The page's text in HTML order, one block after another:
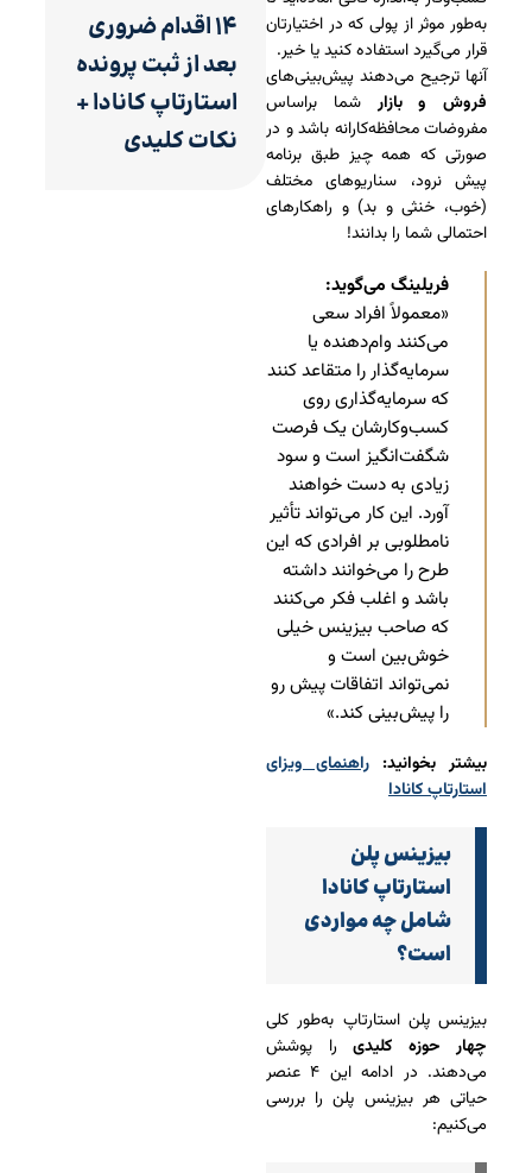
به‌طور موثر از پولی که در اختیارتان
قرار می‌گیرد استفاده کنید یا خیر.
آنها ترجیح می‌دهند پیش‌بینی‌های
فروش و بازارشما براساس
مفروضات محافظه‌کارانه باشد و در
صورتی که همه چیز طبق برنامه
پیش نرود، سناریوهای مختلف
(خوب، خنثی و بد) و راهکارهای
احتمالی شما را بدانند!
فریلینگ می‌گوید:
«معمولاً افراد سعی
می‌کنند وام‌دهنده یا
سرمایه‌گذار را متقاعد کنند
که سرمایه‌گذاری روی
کسب‌وکارشان یک فرصت
شگفت‌انگیز است و سود
زیادی به دست خواهند
آورد. این کار می‌تواند تأثیر
نامطلوبی بر افرادی که این
طرح را می‌خوانند داشته
باشد و اغلب فکر می‌کنند
که صاحب بیزینس خیلی
خوش‌بین است و
نمی‌تواند اتفاقات پیش رو
را پیش‌بینی کند.»
بیشتر بخوانید: راهنمای ویزای
استارتاپ کانادا
بیزینس پلن
استارتاپ کانادا
شامل چه مواردی
است؟
بیزینس پلن استارتاپ به‌طور کلی
چهار حوزه کلیدی را پوشش
می‌دهند. در ادامه این ۴ عنصر
حیاتی هر بیزینس پلن را بررسی
می‌کنیم:
۱۴ اقدام ضروری
بعد از ثبت پرونده
استارتاپ کانادا +
نکات کلیدی